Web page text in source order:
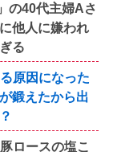
の40代主婦Aさ
他人に嫌われ
る
原因になった
鍛えたから出
ロースの塩こ